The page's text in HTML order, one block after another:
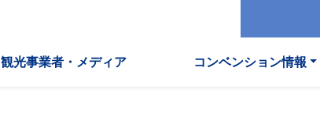
観光事業者・メディア コンベンション情報